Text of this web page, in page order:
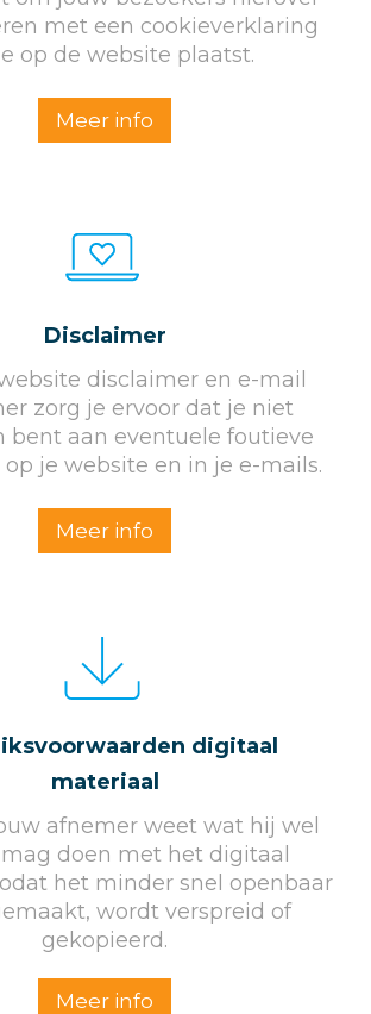
met een cookieverklaring
op de website plaatst.
Meer info
Disclaimer
disclaimer en e-mail
zorg je ervoor dat je niet
bent aan eventuele foutieve
je website en in je e-mails.
Meer info
digitaal
materiaal
afnemer weet wat hij wel
doen met het digitaal
het minder snel openbaar
wordt verspreid of
gekopieerd.
Meer info